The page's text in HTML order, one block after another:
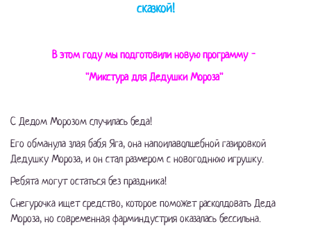
сказкой!
В этом году мы подготовили новую программу -
"Микстура для Дедушки Мороза"
С Дедом Морозом случилась беда!
Его обманула злая бабя Яга, она напоилаволшебной газировкой
Дедушку Мороза, и он стал размером с новогоднюю игрушку.
Ребята могут остаться без праздника!
Снегурочка ищет средство, которое поможет расколдовать Деда
Мороза, но современная фарминдустрия оказалась бессильна.